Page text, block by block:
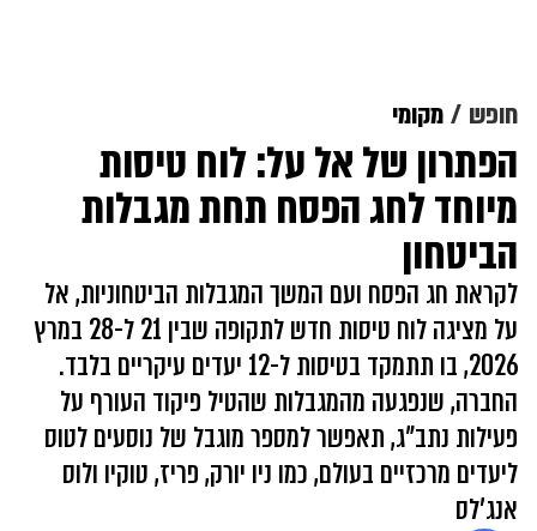
חופש מקומי
הפתרון של אל על: לוח טיסות
מיוחד לחג הפסח תחת מגבלות
הביטחון
לקראת חג הפסח ועם המשך המגבלות הביטחוניות, אל
על מציגה לוח טיסות חדש לתקופה שבין 21 ל-28 במרץ
2026, בו תתמקד בטיסות ל-12 יעדים עיקריים בלבד.
החברה, שנפגעה מהמגבלות שהטיל פיקוד העורף על
פעילות נתב"ג, תאפשר למספר מוגבל של נוסעים לטוס
ליעדים מרכזיים בעולם, כמו ניו יורק, פריז, טוקיו ולוס
אנג'לס